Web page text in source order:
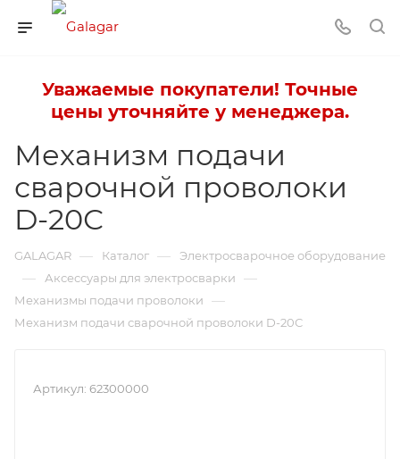
Уважаемые покупатели! Точные
цены уточняйте у менеджера.
Механизм подачи
сварочной проволоки
D-20С
GALAGAR — Каталог — Электросварочное оборудование
— Аксессуары для электросварки —
Механизмы подачи проволоки —
Механизм подачи сварочной проволоки D-20С
Артикул: 62300000